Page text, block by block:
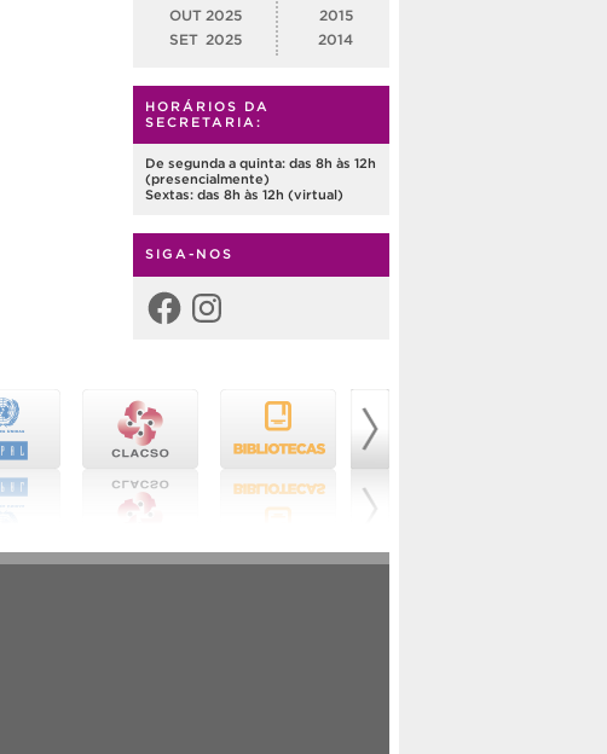
OUT 2025
SET 2025
2015
2014
HORÁRIOS DA
SECRETARIA:
De segunda a quinta: das 8h às 12h
(presencialmente)
Sextas: das 8h às 12h (virtual)
SIGA-NOS
FacebookInstagram